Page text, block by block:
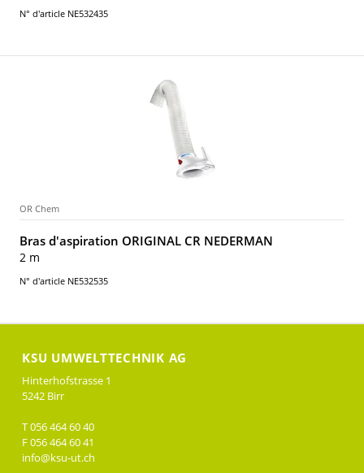
N° d'article NE532435
OR Chem
Bras d'aspiration ORIGINAL CR NEDERMAN
2 m
N° d'article NE532535
KSU UMWELTTECHNIK AG
Hinterhofstrasse 1
5242 Birr
T 056 464 60 40
F 056 464 60 41
info@ksu-ut.ch